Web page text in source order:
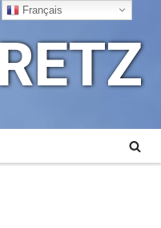
Français